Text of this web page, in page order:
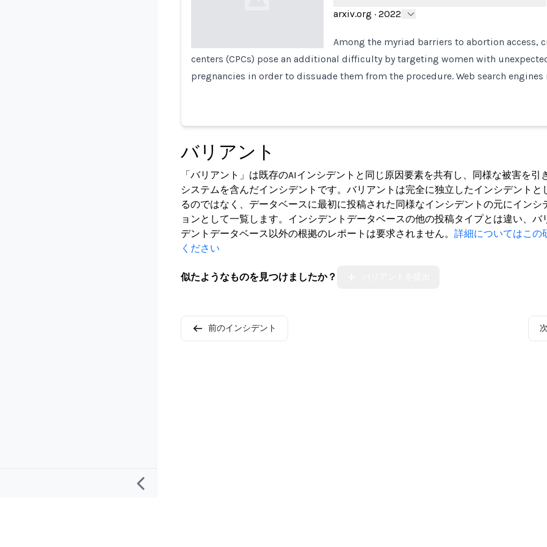
arxiv.org · 2022
Among the myriad barriers to abortion access,
centers (CPCs) pose an additional difficulty by targeting women with
pregnancies in order to dissuade them from the procedure. Web search engines
バリアント
「バリアント」は既存のAIインシデントと同じ原因要素を共有し、同様な被害を引
システムを含んだインシデントです。バリアントは完全に独立したインシデントと
るのではなく、データベースに最初に投稿された同様なインシデントの元にインシ
ョンとして一覧します。インシデントデータベースの他の投稿タイプとは違い、バ
デントデータベース以外の根拠のレポートは要求されません。 詳細についてはこの
ください
似たようなものを見つけましたか？
前のインシデント